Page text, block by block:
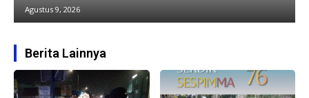
Agustus 9, 2026
Berita Lainnya